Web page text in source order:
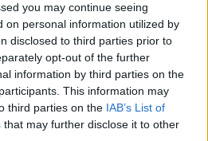
you may continue seeing
on personal information utilized by
disclosed to third parties prior to
opt-out of the further
information by third parties on the
This information may
third parties on the IAB’s List of
that may further disclose it to other
sintonía para que
este jueves, 25 y
a la discreción hasta que
Joan Baldoví,de
su deseo de que "se
que haya mayor
un acuerdo ya".Ximo
hecho hincapié en la